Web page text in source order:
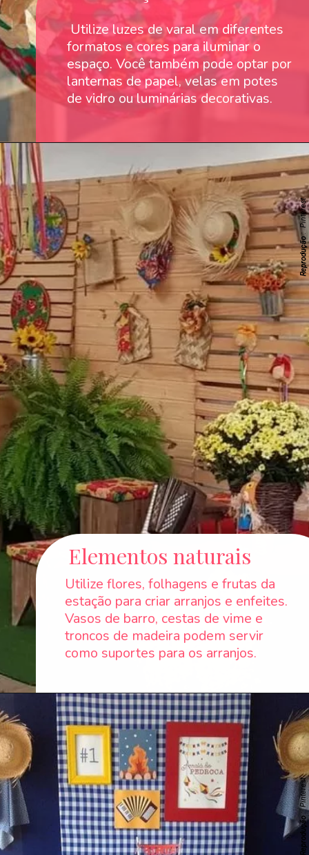
Utilize luzes de varal em diferentes
formatos e cores para iluminar o
espaço. Você também pode optar por
lanternas de papel, velas em potes
de vidro ou luminárias decorativas.
Elementos naturais
Utilize flores, folhagens e frutas da
estação para criar arranjos e enfeites.
Vasos de barro, cestas de vime e
troncos de madeira podem servir
como suportes para os arranjos.
Reprodução
: Pinterest
Reprodução
: Pinterest